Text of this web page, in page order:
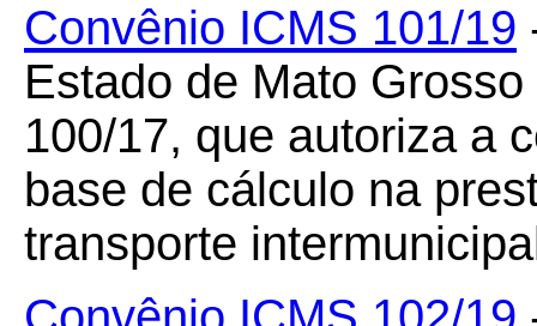
Convênio ICMS 101/19
Estado de Mato
100/17, que autoriza a
base de cálculo na
transporte